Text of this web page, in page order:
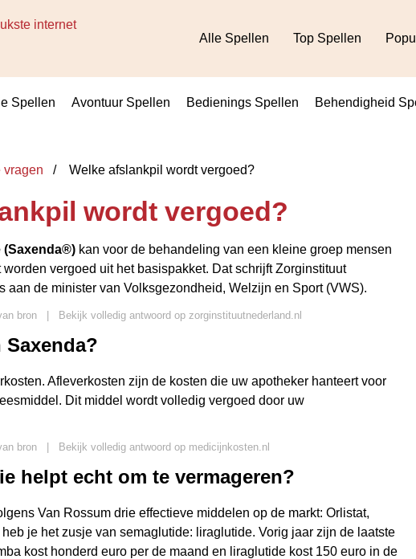
Alle Spellen Top Spellen
Spellen Avontuur Spellen Bedienings Spellen Behendigheid
vragen Welke afslankpil wordt vergoed?
wordt vergoed?
(Saxenda®) kan voor de behandeling van een kleine groep mensen
vergoed uit het basispakket. Dat schrijft Zorginstituut
aan de minister van Volksgezondheid, Welzijn en Sport (VWS).
bron Bekijk volledig antwoord op zorginstituutnederland.nl
Saxenda?
Afleverkosten zijn de kosten die uw apotheker hanteert voor
Dit middel wordt volledig vergoed door uw
bron Bekijk volledig antwoord op medicijnkosten.nl
helpt echt om te vermageren?
Van Rossum drie effectieve middelen op de markt: Orlistat,
je het zusje van semaglutide: liraglutide. Vorig jaar zijn de laatste
kost honderd euro per de maand en liraglutide kost 150 euro in de